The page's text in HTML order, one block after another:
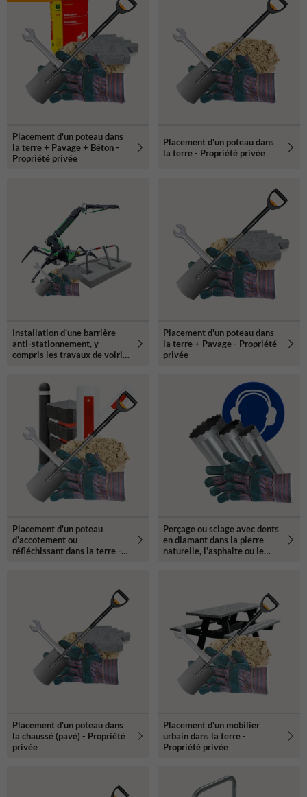
Placement d'un poteau dans
la terre + Pavage + Béton -
Propriété privée
Placement d'un poteau dans
la terre - Propriété privée
Installation d'une barrière
anti-stationnement, y
compris les travaux de voirie
Placement d'un poteau dans
la terre + Pavage - Propriété
privée
Placement d'un poteau
d'accotement ou
réfléchissant dans la terre -
Perçage ou sciage avec dents
en diamant dans la pierre
naturelle, l'asphalte ou le
Placement d'un poteau dans
la chaussé (pavé) - Propriété
privée
Placement d'un mobilier
urbain dans la terre -
Propriété privée